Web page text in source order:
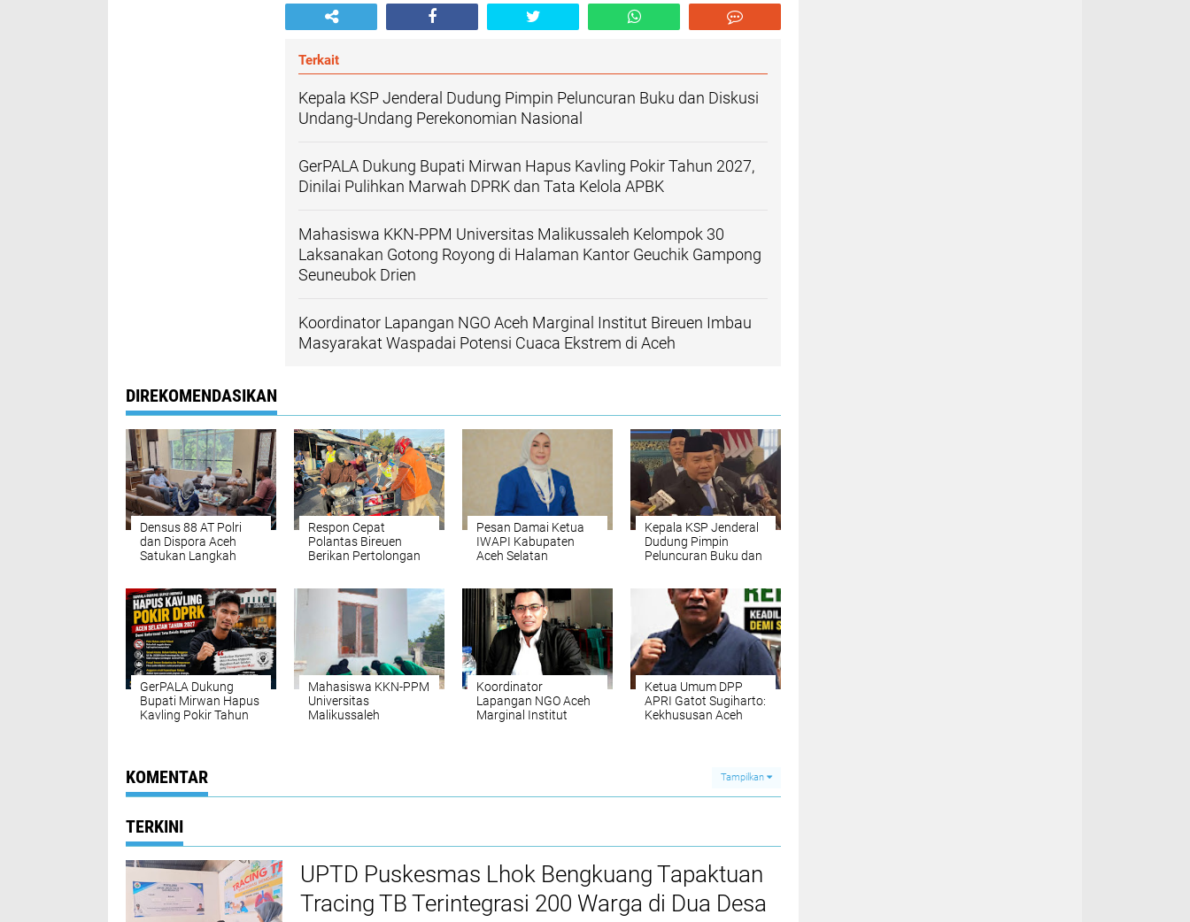
Terkait
Kepala KSP Jenderal Dudung Pimpin Peluncuran Buku dan Diskusi
Undang-Undang Perekonomian Nasional
GerPALA Dukung Bupati Mirwan Hapus Kavling Pokir Tahun 2027,
Dinilai Pulihkan Marwah DPRK dan Tata Kelola APBK
Mahasiswa KKN-PPM Universitas Malikussaleh Kelompok 30
Laksanakan Gotong Royong di Halaman Kantor Geuchik Gampong
Seuneubok Drien
Koordinator Lapangan NGO Aceh Marginal Institut Bireuen Imbau
Masyarakat Waspadai Potensi Cuaca Ekstrem di Aceh
DIREKOMENDASIKAN
Densus 88 AT Polri
dan Dispora Aceh
Satukan Langkah
IRET
Respon Cepat
Polantas Bireuen
Berikan Pertolongan
‎Pesan Damai Ketua
IWAPI Kabupaten
Aceh Selatan
21
Kepala KSP Jenderal
Dudung Pimpin
Peluncuran Buku dan
Perekonomian
Nasional
GerPALA Dukung
Bupati Mirwan Hapus
Kavling Pokir Tahun
Mahasiswa KKN-PPM
Universitas
Malikussaleh
Drien
Koordinator
Lapangan NGO Aceh
Marginal Institut
Ketua Umum DPP
APRI Gatot Sugiharto:
Kekhususan Aceh
KOMENTAR Tampilkan
TERKINI
UPTD Puskesmas Lhok Bengkuang Tapaktuan
‎Tracing TB Terintegrasi 200 Warga di Dua Desa